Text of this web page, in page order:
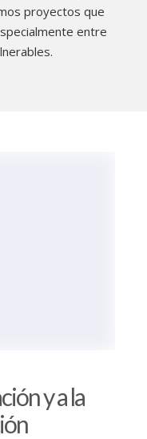
proyectos que
entre
y a la